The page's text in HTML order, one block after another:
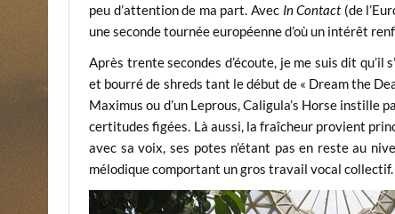
peu d’attention de ma part. Avec In Contact(de
une seconde tournée européenne d’où un intérêt
Après trente secondes d’écoute, je me suis dit qu’il
et bourré de shreds tant le début de « Dream the
Maximus ou d’un Leprous, Caligula’s Horse instille
certitudes figées. Là aussi, la fraîcheur provient
avec sa voix, ses potes n’étant pas en reste au
mélodique comportant un gros travail vocal collectif.